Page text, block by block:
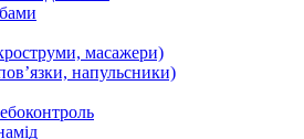
масажери)
напульсники)